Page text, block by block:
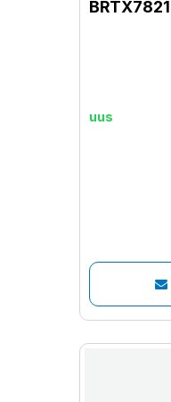
BRTX7821
uus